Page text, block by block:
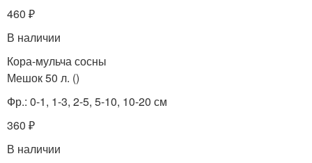
460 ₽
В наличии
Кора-мульча сосны
Мешок 50 л. ()
Фр.: 0-1, 1-3, 2-5, 5-10, 10-20 см
360 ₽
В наличии